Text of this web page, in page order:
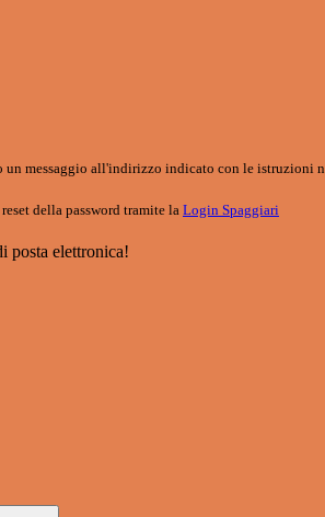
un messaggio all'indirizzo indicato con le istruzioni
della password tramite la Login Spaggiari
posta elettronica!